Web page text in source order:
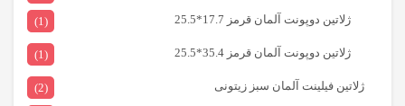
ژلاتین دوپونت آلمان قرمز 17.7*25.5
(1)
ژلاتین دوپونت آلمان قرمز 35.4*25.5 (1)
ژلاتین فیلینت آلمان سبز زیتونی
(2)